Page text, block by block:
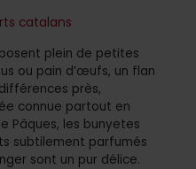
catalans
plein de petites
ou pain d’œufs, un flan
près,
connue partout en
Pâques, les bunyetes
subtilement parfumés
sont un pur délice.